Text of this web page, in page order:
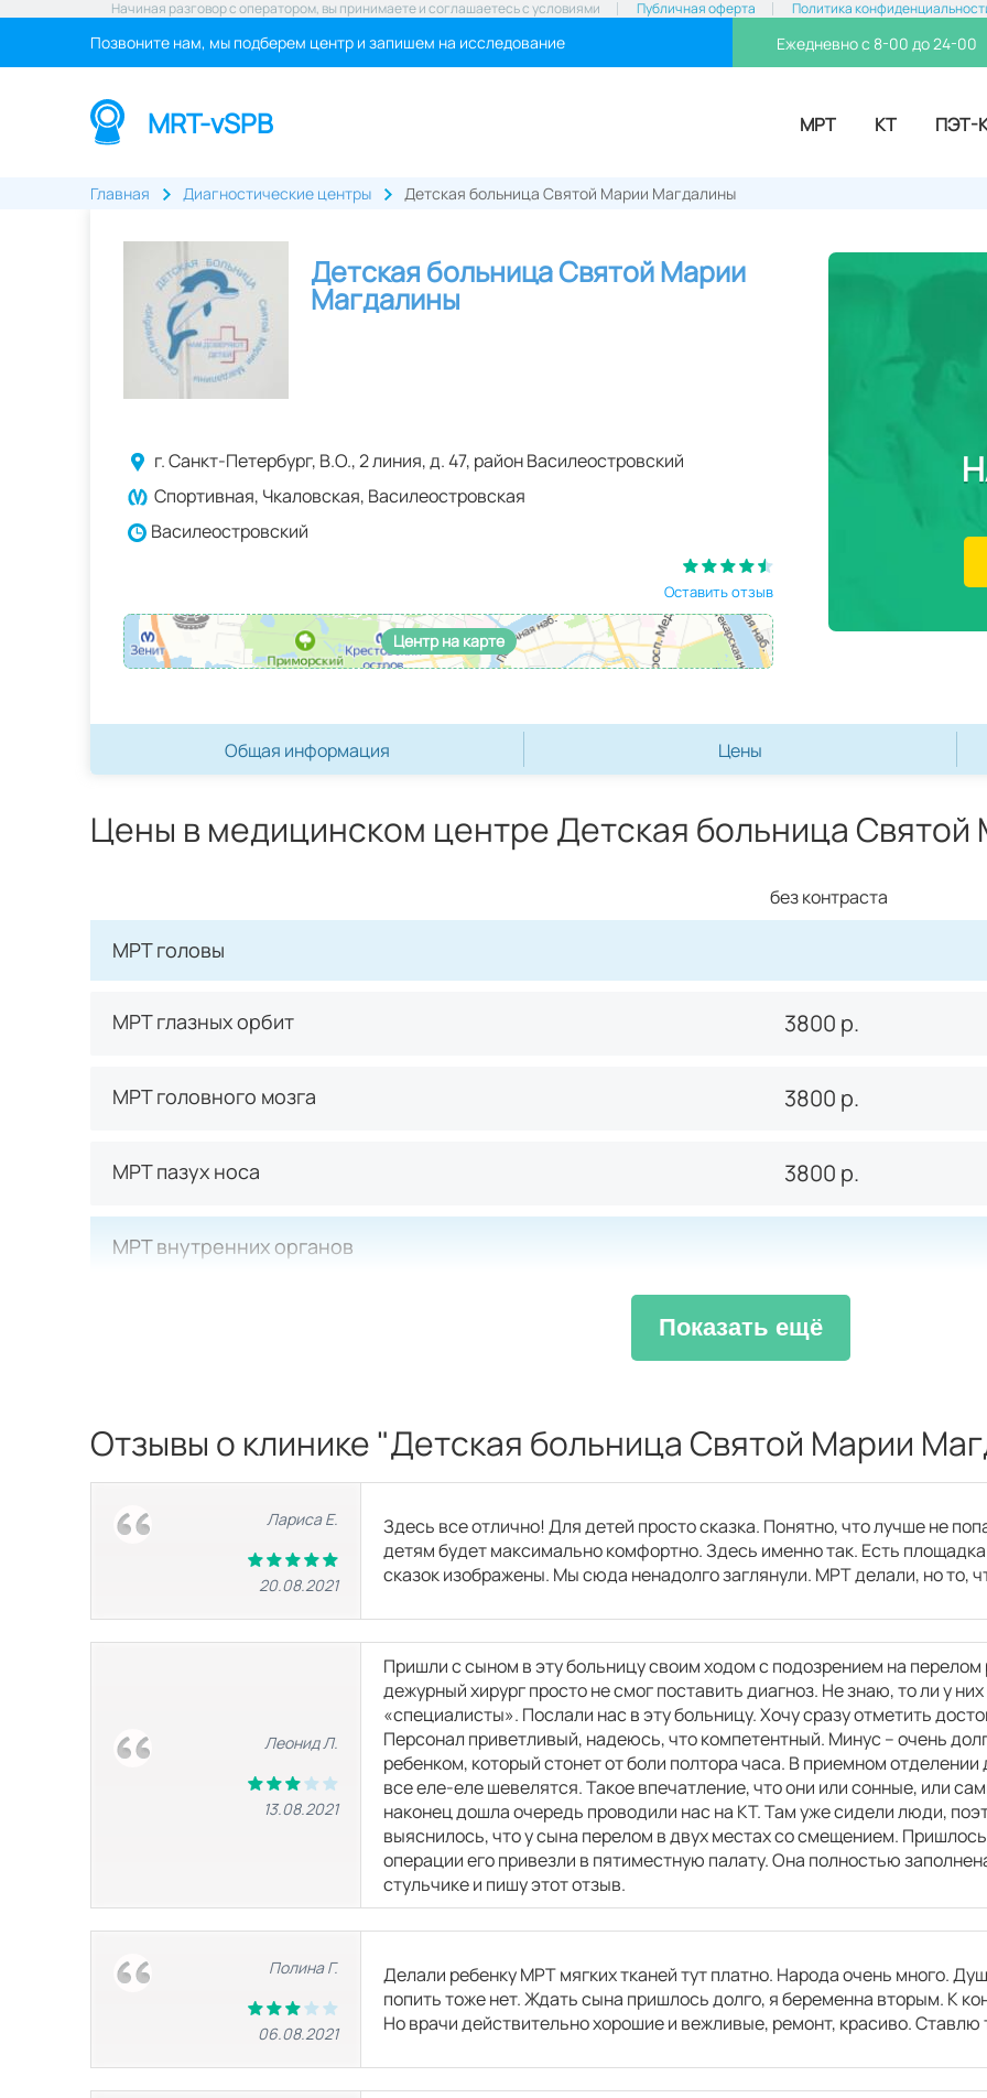
Начиная разговор с оператором, вы принимаете и соглашаетесь с условиями Публичная оферта Политика
Позвоните нам, мы подберем центр и запишем на исследование Ежедневно с 8-00 до 24-00
MRT-vSPB МРТ КТ ПЭТ-
Главная Диагностические центры Детская больница Святой Марии Магдалины
Детская больница Святой Марии
Магдалины
г.Санкт-Петербург, В.О., 2 линия, д. 47, район Василеостровский
Спортивная, Чкаловская, Василеостровская
Василеостровский
Оставить отзыв
Центр на карте
Общая информация Цены
Цены в медицинском центре Детская больница
без контраста
МРТ головы
3800 р.
МРТ глазных орбит
3800 р.
МРТ головного мозга
3800 р.
МРТ пазух носа
МРТ внутренних органов
3800
р.
3800р.
МРТ сердца
МРТ суставов
3800р.
МРТ голеностопного сустава
3800р.
МРТ коленного сустава
3800р.
3800р.
МРТ лучезапястного сустава
3800р.
МРТ плечевого сустава
3800р.
МРТ стопы
Показать ещё
Отзывы о клинике "Детская больница Святой Марии
Лариса Е.
20.08.2021
Здесь все отлично! Для детей просто сказка. Понятно, что лучше не
детям будет максимально комфортно. Здесь именно так. Есть
сказок изображены. Мы сюда ненадолго заглянули. МРТ делали, но то,
Леонид Л.
13.08.2021
Пришли с сыном в эту больницу своим ходом с подозрением на перелом
дежурный хирург просто не смог поставить диагноз. Не знаю, то ли у
«специалисты». Послали нас в эту больницу. Хочу сразу отметить
Персонал приветливый, надеюсь, что компетентный. Минус – очень
ребенком, который стонет от боли полтора часа. В приемном
все еле-еле шевелятся. Такое впечатление, что они или сонные, или
наконец дошла очередь проводили нас на КТ. Там уже сидели люди,
выяснилось, что у сына перелом в двух местах со смещением.
операции его привезли в пятиместную палату. Она полностью
стульчике и пишу этот отзыв.
Полина Г.
06.08.2021
Делали ребенку МРТ мягких тканей тут платно. Народа очень много.
попить тоже нет. Ждать сына пришлось долго, я беременна вторым. К
Но врачи действительно хорошие и вежливые, ремонт, красиво.